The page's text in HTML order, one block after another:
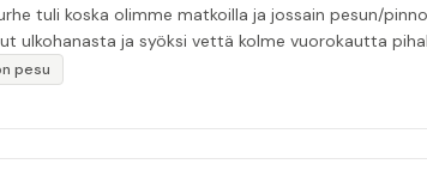
tuli koska olimme matkoilla ja jossain pesun/
ja syöksi vettä kolme vuorokautta
pesu